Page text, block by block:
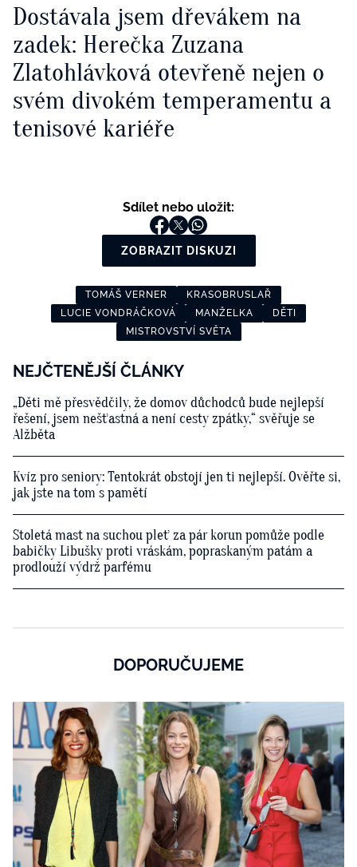
Dostávala jsem dřevákem na
zadek: Herečka Zuzana
Zlatohlávková otevřeně nejen o
svém divokém temperamentu a
tenisové kariéře
Sdílet nebo uložit:
ZOBRAZIT DISKUZI
TOMÁŠ VERNER
KRASOBRUSLAŘ
LUCIE VONDRÁČKOVÁ
MANŽELKA
DĚTI
MISTROVSTVÍ SVĚTA
NEJČTENĚJŠÍ ČLÁNKY
„Děti mě přesvědčily, že domov důchodců bude nejlepší
řešení, jsem nešťastná a není cesty zpátky,“ svěřuje se
Alžběta
Kvíz pro seniory: Tentokrát obstojí jen ti nejlepší. Ověřte si,
jak jste na tom s pamětí
Stoletá mast na suchou pleť za pár korun pomůže podle
babičky Libušky proti vráskám, popraskaným patám a
prodlouží výdrž parfému
DOPORUČUJEME